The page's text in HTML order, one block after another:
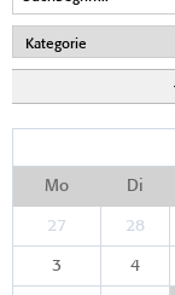
Mo Di
27 28
3 4